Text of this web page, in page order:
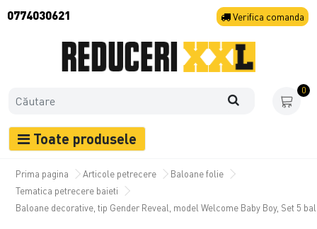
0774030621 Verifica comanda
0
Toate produsele
Prima pagina Articole petrecere
Baloane folie
Tematica petrecere baieti
Baloane decorative, tip Gender Reveal, model Welcome Baby Boy, Set 5